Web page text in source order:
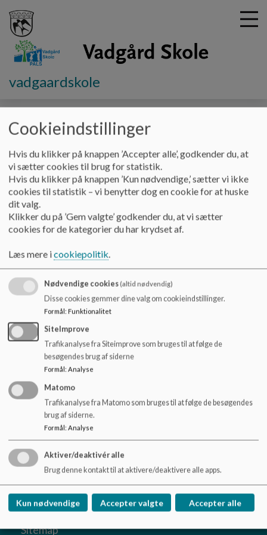
å
o
vadgaardskole
Klassemødet
På Vadgård skole arbejder vi med klassemødet som metode til at
fremme klassens fællesskab, elevernes sociale og faglige
kompetencer, generelle trivsel og lyst til læring. Det er desuden
formålet at øge elevernes accept og forståelse af sig selv og andre.
eller med mindre grupper. Vi arbejder hver dag på at skabe og/eller
vedligeholde professionelle læringsfællesskaber for herved bl.a. at
forebygge:
• Konflikter
• Mobning
• Inklusionsvanskeligheder
• Uro og koncentrationsbesvær i timerne
• Manglende respekt for hinanden
• Negativ omgangstone
Vadgård Skole
Kong Hans Allé 32, 2860 Søborg
vadgaard@gladsaxe.dk
+45 39576515
EAN NR. 5798008694479
Sitemap
Cookieindstillinger
Hvis du klikker på knappen ’Accepter alle’, godkender du, at
vi sætter cookies til brug for statistik.
Hvis du klikker på knappen ’Kun nødvendige,’ sætter vi ikke
cookies til statistik – vi benytter dog en cookie for at huske
dit valg.
Klikker du på ’Gem valgte’ godkender du, at vi sætter
cookies for de kategorier du har krydset af.
Læs mere icookiepolitik.
Nødvendige cookies(altid nødvendig)
Disse cookies gemmer dine valg om cookieindstillinger.
Formål: Funktionalitet
SiteImprove
Trafikanalyse fra Siteimprove som bruges til at følge de
besøgendes brug af siderne
Formål : Analyse
Matomo
Trafikanalyse fra Matomo som bruges til at følge de besøgendes
brug af siderne.
Formål: Analyse
Aktiver/deaktivér alle
Brug denne kontakt til at aktivere/deaktivere alle apps.
Kun nødvendige Accepter valgte Accepter alle